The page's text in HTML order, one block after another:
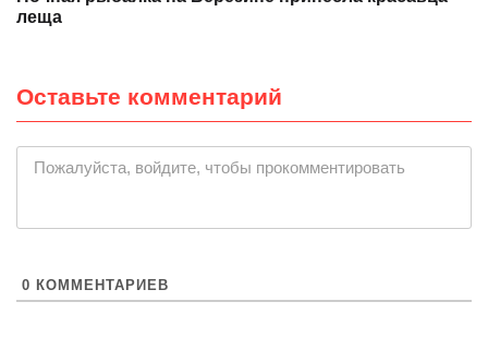
леща
Оставьте комментарий
Пожалуйста, войдите, чтобы прокомментировать
0 КОММЕНТАРИЕВ